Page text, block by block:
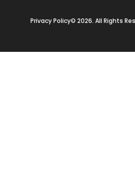
Privacy Policy© 2026. All Rights